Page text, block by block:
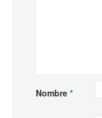
Nombre *